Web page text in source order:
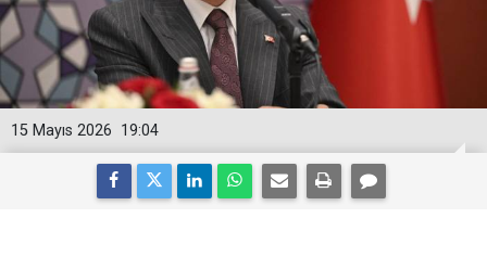
19:04
15 Mayıs 2026